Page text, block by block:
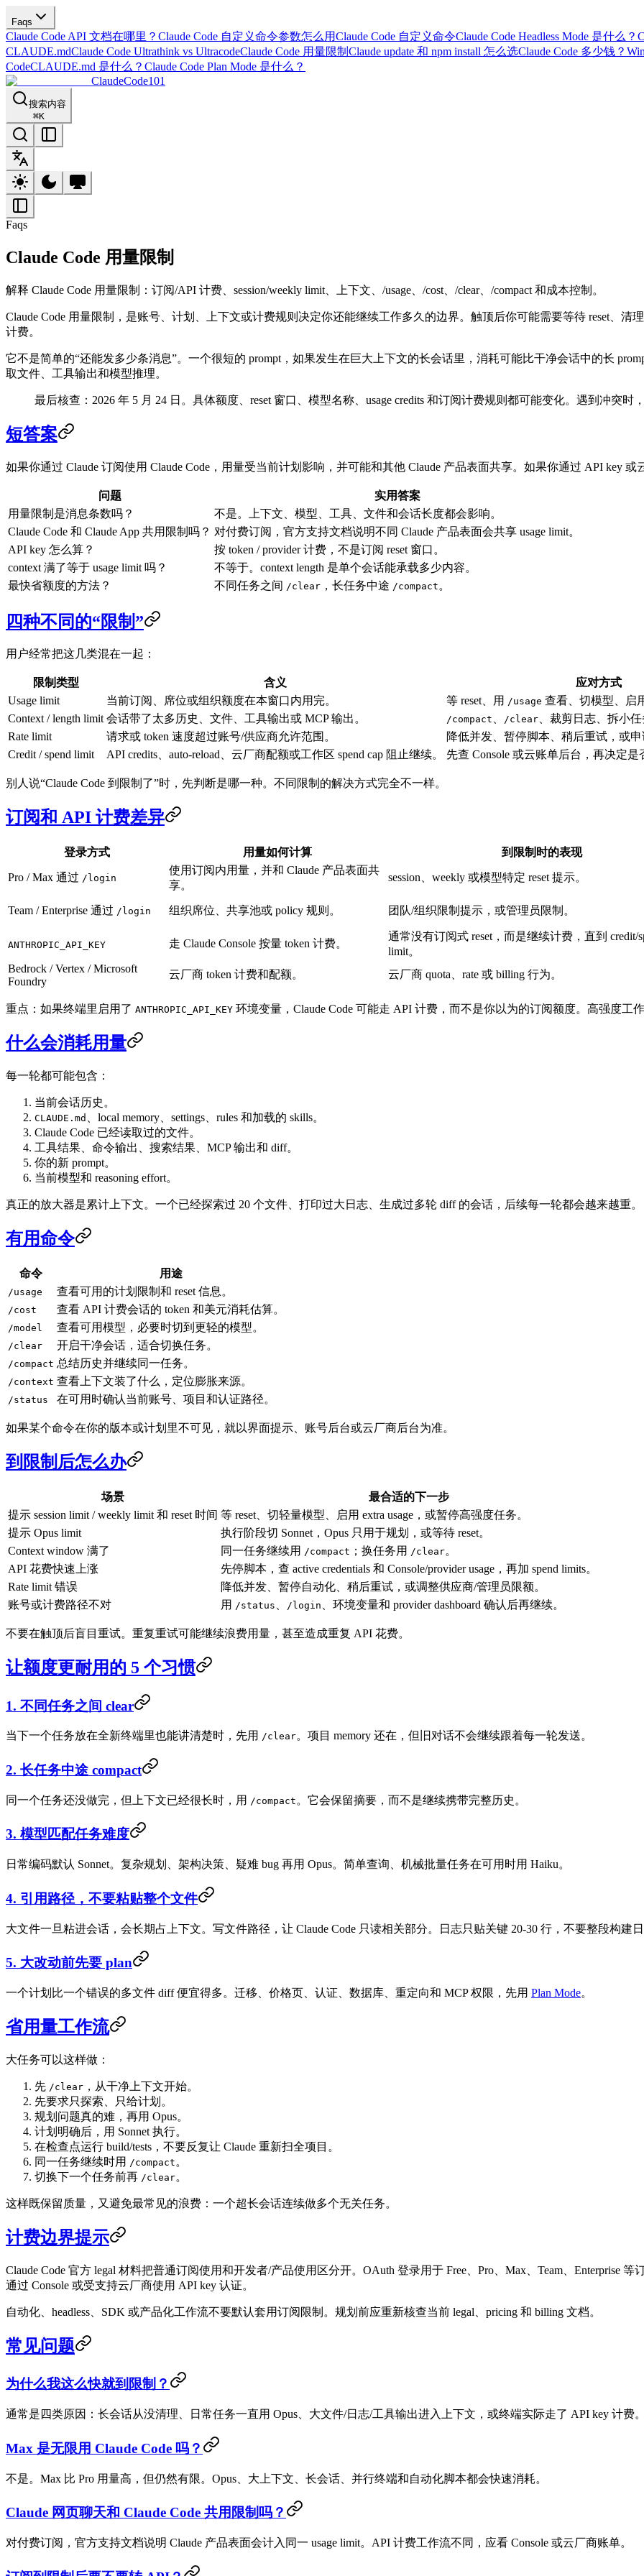
Faqs
Claude Code API 文档在哪里？ Claude Code 自定义命令参数怎么用Claude Code 自定义命令Claude Code Headless Mode 是什么？
CLAUDE.mdClaude Code Ultrathink vs UltracodeClaude Code 用量限制 Claude update 和 npm install 怎么选Claude Code 多少钱？
CodeCLAUDE.md 是什么？ Claude Code Plan Mode 是什么？
ClaudeCode101
搜索内容
⌘K
Faqs
Claude Code 用量限制
解释 Claude Code 用量限制：订阅/API 计费、session/weekly limit、上下文、/usage、/cost、/clear、/compact 和成本控制。
Claude Code 用量限制，是账号、计划、上下文或计费规则决定你还能继续工作多久的边界。触顶后你可能需要等待 reset、清
计费。
它不是简单的“还能发多少条消息”。一个很短的 prompt，如果发生在巨大上下文的长会话里，消耗可能比干净会话中的长
取文件、工具输出和模型推理。
最后核查：2026 年 5 月 24 日。具体额度、reset 窗口、模型名称、usage credits 和订阅计费规则都可能变化。遇到冲突时
短答案
如果你通过 Claude 订阅使用 Claude Code，用量受当前计划影响，并可能和其他 Claude 产品表面共享。如果你通过 API key 或
问题
实用答案
用量限制是消息条数吗？
不是。上下文、模型、工具、文件和会话长度都会影响。
Claude Code 和 Claude App 共用限制吗？ 对付费订阅，官方支持文档说明不同 Claude 产品表面会共享 usage limit。
API key 怎么算？
按 token / provider 计费，不是订阅 reset 窗口。
context 满了等于 usage limit 吗？
不等于。context length 是单个会话能承载多少内容。
最快省额度的方法？
不同任务之间 /clear ，长任务中途 /compact 。
四种不同的“限制”
用户经常把这几类混在一起：
限制类型 含义
应对方式
Usage limit
当前订阅、席位或组织额度在本窗口内用完。 等 reset、用 /usage 查看、切模型、启
Context / length limit 会话带了太多历史、文件、工具输出或 MCP 输出。 /compact 、 /clear、裁剪日志、拆小任
Rate limit
请求或 token 速度超过账号/供应商允许范围。
降低并发、暂停脚本、稍后重试，或申
Credit / spend limit
API credits、auto-reload、云厂商配额或工作区 spend cap 阻止继续。 先查 Console 或云账单后台，再决定是
别人说“Claude Code 到限制了”时，先判断是哪一种。不同限制的解决方式完全不一样。
订阅和 API 计费差异
登录方式 用量如何计算 到限制时的表现
Pro / Max 通过 /login
使用订阅内用量，并和 Claude 产品表面共
享。
session、weekly 或模型特定 reset 提示。
Team / Enterprise 通过 /login 组织席位、共享池或 policy 规则。 团队/组织限制提示，或管理员限制。
ANTHROPIC_API_KEY 走 Claude Console 按量 token 计费。
通常没有订阅式 reset，而是继续计费，直到 credit/
limit。
Bedrock / Vertex / Microsoft
Foundry
云厂商 token 计费和配额。 云厂商 quota、rate 或 billing 行为。
重点：如果终端里启用了 ANTHROPIC_API_KEY 环境变量，Claude Code 可能走 API 计费，而不是你以为的订阅额度。高强度工
什么会消耗用量
每一轮都可能包含：
当前会话历史。
CLAUDE.md
、local memory、settings、rules 和加载的 skills。
Claude Code 已经读取过的文件。
工具结果、命令输出、搜索结果、MCP 输出和 diff。
你的新 prompt。
当前模型和 reasoning effort。
真正的放大器是累计上下文。一个已经探索过 20 个文件、打印过大日志、生成过多轮 diff 的会话，后续每一轮都会越来越重。
有用命令
命令 用途
/usage 查看可用的计划限制和 reset 信息。
/cost 查看 API 计费会话的 token 和美元消耗估算。
/model 查看可用模型，必要时切到更轻的模型。
/clear 开启干净会话，适合切换任务。
/compact 总结历史并继续同一任务。
/context 查看上下文装了什么，定位膨胀来源。
/status 在可用时确认当前账号、项目和认证路径。
如果某个命令在你的版本或计划里不可见，就以界面提示、账号后台或云厂商后台为准。
到限制后怎么办
场景
最合适的下一步
提示 session limit / weekly limit 和 reset 时间 等 reset、切轻量模型、启用 extra usage，或暂停高强度任务。
提示 Opus limit
执行阶段切 Sonnet，Opus 只用于规划，或等待 reset。
Context window 满了
同一任务继续用 /compact ；换任务用 /clear。
API 花费快速上涨
先停脚本，查 active credentials 和 Console/provider usage，再加 spend limits。
Rate limit 错误
降低并发、暂停自动化、稍后重试，或调整供应商/管理员限额。
账号或计费路径不对
用 /status /login 、环境变量和 provider dashboard 确认后再继续。
不要在触顶后盲目重试。重复重试可能继续浪费用量，甚至造成重复 API 花费。
让额度更耐用的 5 个习惯
1. 不同任务之间 clear
当下一个任务放在全新终端里也能讲清楚时，先用 /clear。项目 memory 还在，但旧对话不会继续跟着每一轮发送。
2. 长任务中途 compact
同一个任务还没做完，但上下文已经很长时，用 /compact 。它会保留摘要，而不是继续携带完整历史。
3. 模型匹配任务难度
日常编码默认 Sonnet。复杂规划、架构决策、疑难 bug 再用 Opus。简单查询、机械批量任务在可用时用 Haiku。
4. 引用路径，不要粘贴整个文件
大文件一旦粘进会话，会长期占上下文。写文件路径，让 Claude Code 只读相关部分。日志只贴关键 20-30 行，不要整段构建日
5. 大改动前先要 plan
一个计划比一个错误的多文件 diff 便宜得多。迁移、价格页、认证、数据库、重定向和 MCP 权限，先用 Plan Mode。
省用量工作流
大任务可以这样做：
先 /clear ，从干净上下文开始。
先要求只探索、只给计划。
规划问题真的难，再用 Opus。
计划明确后，用 Sonnet 执行。
在检查点运行 build/tests，不要反复让 Claude 重新扫全项目。
同一任务继续时用 /compact 。
切换下一个任务前再 /clear。
这样既保留质量，又避免最常见的浪费：一个超长会话连续做多个无关任务。
计费边界提示
Claude Code 官方 legal 材料把普通订阅使用和开发者/产品使用区分开。OAuth 登录用于 Free、Pro、Max、Team、Enterprise
通过 Console 或受支持云厂商使用 API key 认证。
自动化、headless、SDK 或产品化工作流不要默认套用订阅限制。规划前应重新核查当前 legal、pricing 和 billing 文档。
常见问题
为什么我这么快就到限制？
通常是四类原因：长会话从没清理、日常任务一直用 Opus、大文件/日志/工具输出进入上下文，或终端实际走了 API key 计费。
Max 是无限用 Claude Code 吗？
不是。Max 比 Pro 用量高，但仍然有限。Opus、大上下文、长会话、并行终端和自动化脚本都会快速消耗。
Claude 网页聊天和 Claude Code 共用限制吗？
对付费订阅，官方支持文档说明 Claude 产品表面会计入同一 usage limit。API 计费工作流不同，应看 Console 或云厂商账单。